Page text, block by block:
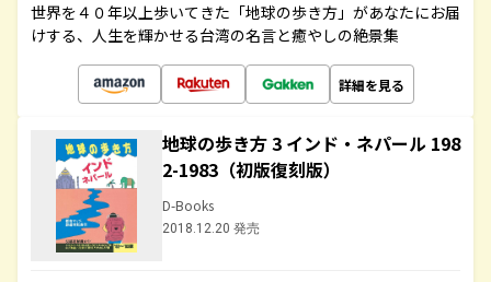
世界を４０年以上歩いてきた「地球の歩き方」があなたにお届
けする、人生を輝かせる台湾の名言と癒やしの絶景集
詳細を見る
地球の歩き方 3 インド・ネパール 198
2-1983（初版復刻版）
D-Books
2018.12.20 発売